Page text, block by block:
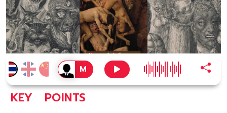
KEY POINTS